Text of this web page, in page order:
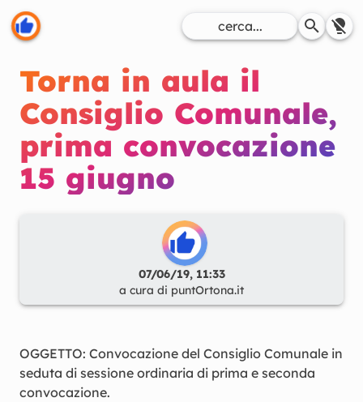
Torna in aula il
Consiglio Comunale,
prima convocazione
15 giugno
07/06/19, 11:33
a cura di puntOrtona.it
OGGETTO: Convocazione del Consiglio Comunale in
seduta di sessione ordinaria di prima e seconda
convocazione.